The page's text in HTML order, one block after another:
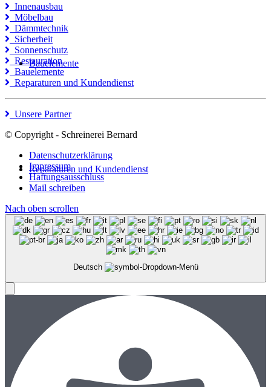
Bauelemente
Reparaturen und Kundendienst
Innenausbau
Möbelbau
Dämmtechnik
Sicherheit
Sonnenschutz
Restauration
Bauelemente
Reparaturen und Kundendienst
Unsere Partner
© Copyright - Schreinerei Bernard
Datenschutzerklärung
Impressum
Haftungsausschluss
Mail schreiben
Nach oben scrollen
Deutsch